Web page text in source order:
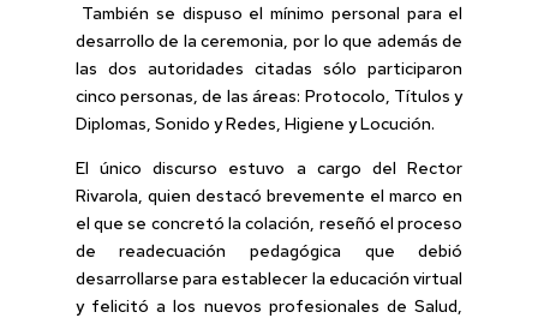
También se dispuso el mínimo personal para el
desarrollo de la ceremonia, por lo que además de
las dos autoridades citadas sólo participaron
cinco personas, de las áreas: Protocolo, Títulos y
Diplomas, Sonido y Redes, Higiene y Locución.
El único discurso estuvo a cargo del Rector
Rivarola, quien destacó brevemente el marco en
el que se concretó la colación, reseñó el proceso
de readecuación pedagógica que debió
desarrollarse para establecer la educación virtual
y felicitó a los nuevos profesionales de Salud,